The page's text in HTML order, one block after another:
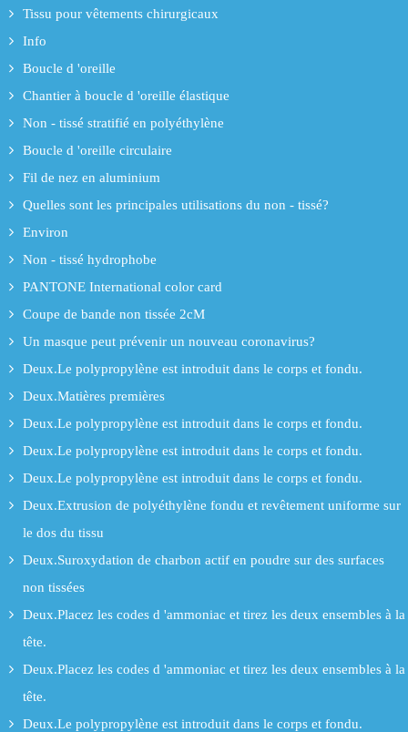
Tissu pour vêtements chirurgicaux
Info
Boucle d 'oreille
Chantier à boucle d 'oreille élastique
Non - tissé stratifié en polyéthylène
Boucle d 'oreille circulaire
Fil de nez en aluminium
Quelles sont les principales utilisations du non - tissé?
Environ
Non - tissé hydrophobe
PANTONE International color card
Coupe de bande non tissée 2cM
Un masque peut prévenir un nouveau coronavirus?
Deux.Le polypropylène est introduit dans le corps et fondu.
Deux.Matières premières
Deux.Le polypropylène est introduit dans le corps et fondu.
Deux.Le polypropylène est introduit dans le corps et fondu.
Deux.Le polypropylène est introduit dans le corps et fondu.
Deux.Extrusion de polyéthylène fondu et revêtement uniforme sur
le dos du tissu
Deux.Suroxydation de charbon actif en poudre sur des surfaces
non tissées
Deux.Placez les codes d 'ammoniac et tirez les deux ensembles à la
tête.
Deux.Placez les codes d 'ammoniac et tirez les deux ensembles à la
tête.
Deux.Le polypropylène est introduit dans le corps et fondu.